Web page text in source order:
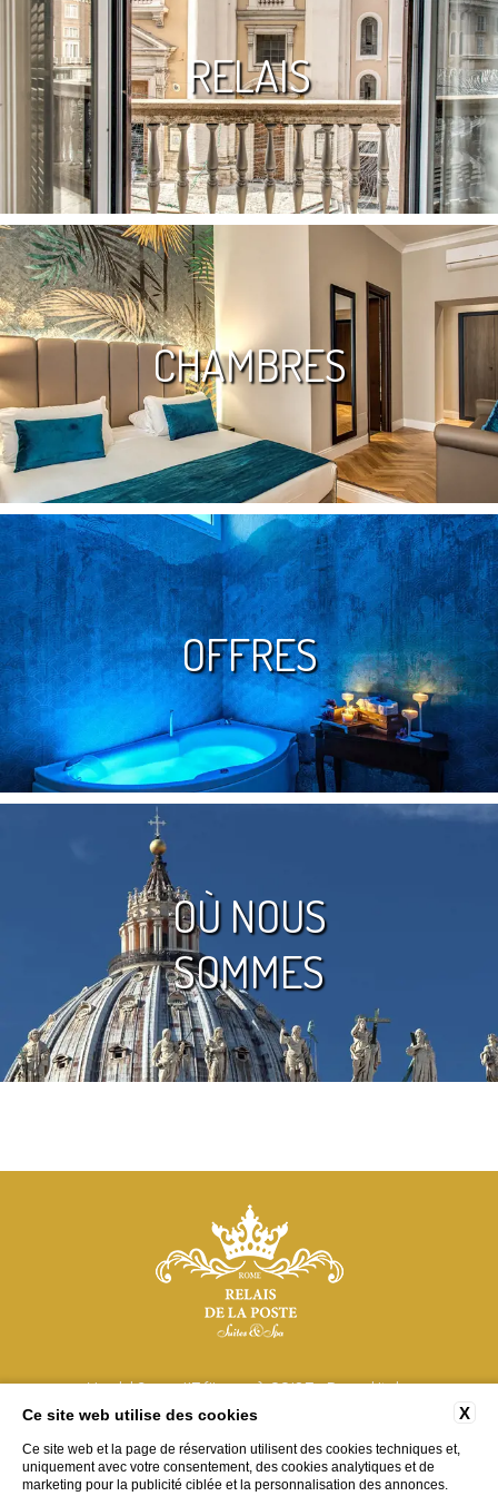
RELAIS
CHAMBRES
OFFRES
OÙ NOUS
SOMMES
Via del Corso, 117 (II piano), 00187 - Roma | Italia
tel:+39 348 408 2106
e-mail:info@relaisdelaposterome.com
P.Iva: 15265211001
X
Ce site web utilise des cookies
Ce site web et la page de réservation utilisent des cookies techniques et,
uniquement avec votre consentement, des cookies analytiques et de
marketing pour la publicité ciblée et la personnalisation des annonces.